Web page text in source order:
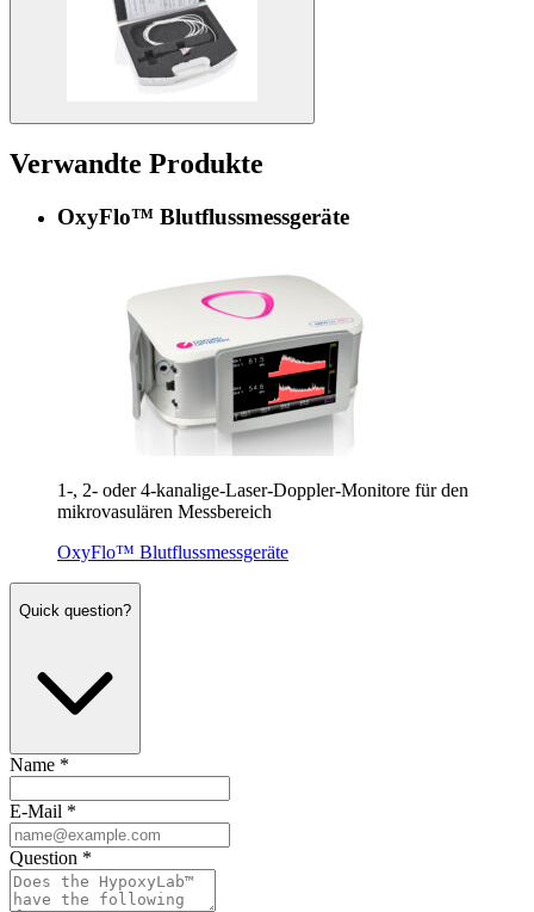
Verwandte Produkte
OxyFlo™ Blutflussmessgeräte
1‑, 2- oder4‑kanalige-Laser-Doppler-Mon­i­tore für den
mikrova­sulären Messbereich
OxyFlo™ Blutflussmessgeräte
Quick question?
Name *
E-Mail *
Question *